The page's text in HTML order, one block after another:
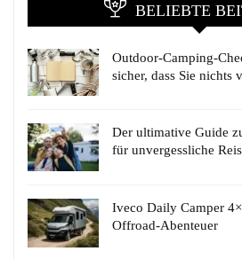
BELIEBTE
Outdoor-Camping-
sicher, dass Sie nichts
Der ultimative Guide
für unvergessliche
Iveco Daily Camper
Offroad-Abenteuer